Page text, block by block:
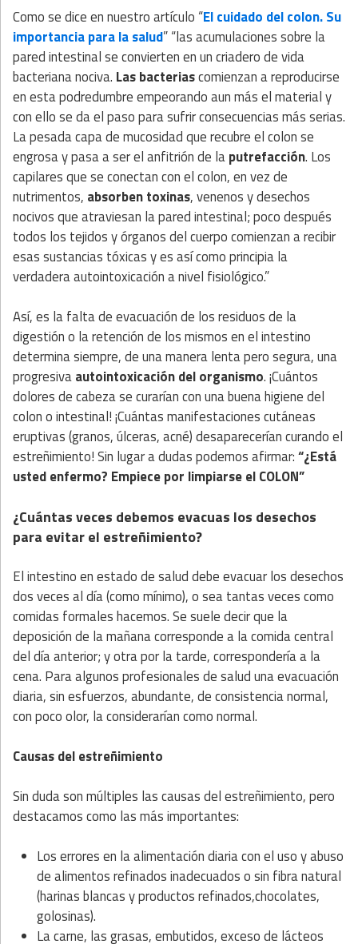
Como se dice en nuestro artículo “El cuidado del colon. Su
importancia para la salud” “las acumulaciones sobre la
pared intestinal se convierten en un criadero de vida
bacteriana nociva. Las bacteriascomienzan a reproducirse
en esta podredumbre empeorando aun más el material y
con ello se da el paso para sufrir consecuencias más serias.
La pesada capa de mucosidad que recubre el colon se
engrosa y pasa a ser el anfitrión de laputrefacción. Los
capilares que se conectan con el colon, en vez de
nutrimentos, absorben toxinas, venenos y desechos
nocivos que atraviesan la pared intestinal; poco después
todos los tejidos y órganos del cuerpo comienzan a recibir
esas sustancias tóxicas y es así como principia la
verdadera autointoxicación a nivel fisiológico.”
Así, es la falta de evacuación de los residuos de la
digestión o la retención de los mismos en el intestino
determina siempre, de una manera lenta pero segura, una
progresivaautointoxicación del organismo. ¡Cuántos
dolores de cabeza se curarían con una buena higiene del
colon o intestinal! ¡Cuántas manifestaciones cutáneas
eruptivas (granos, úlceras, acné) desaparecerían curando el
estreñimiento! Sin lugar a dudas podemos afirmar:“¿Está
usted enfermo? Empiece por limpiarse el COLON”
¿Cuántas veces debemos evacuas los desechos
para evitar el estreñimiento?
El intestino en estado de salud debe evacuar los desechos
dos veces al día (como mínimo), o sea tantas veces como
comidas formales hacemos. Se suele decir que la
deposición de la mañana corresponde a la comida central
del día anterior; y otra por la tarde, correspondería a la
cena. Para algunos profesionales de salud una evacuación
diaria, sin esfuerzos, abundante, de consistencia normal,
con poco olor, la considerarían como normal.
Causas del estreñimiento
Sin duda son múltiples las causas del estreñimiento, pero
destacamos como las más importantes:
Los errores en la alimentación diaria con el uso y abuso
de alimentos refinados inadecuados o sin fibra natural
(harinas blancas y productos refinados,chocolates,
golosinas).
La carne, las grasas, embutidos, exceso de lácteos